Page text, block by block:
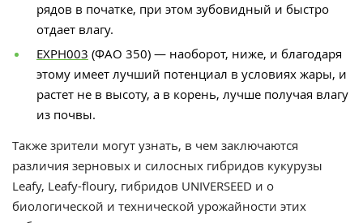
рядов в початке, при этом зубовидный и быстро
отдает влагу.
ЕХРН003 (ФАО 350) — наоборот, ниже, и благодаря
этому имеет лучший потенциал в условиях жары, и
растет не в высоту, а в корень, лучше получая влагу
из почвы.
Также зрители могут узнать, в чем заключаются
различия зерновых и силосных гибридов кукурузы
Leafy, Leafy-floury, гибридов UNIVERSEED и о
биологической и технической урожайности этих